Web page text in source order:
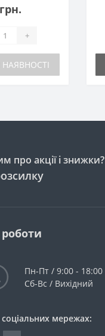
+
про акції і знижки?
Пн-Пт / 9:00 - 18:00
Сб-Вс / Вихідний
мережах: